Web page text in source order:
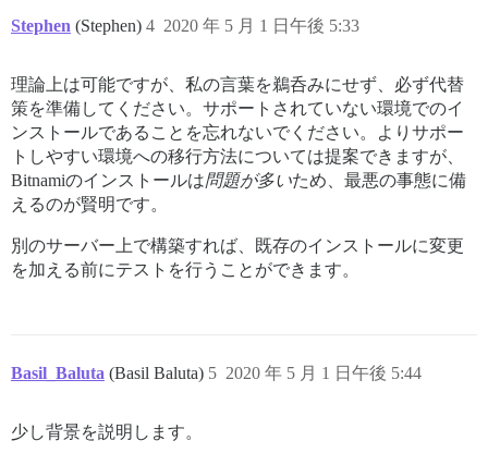
> s.rb:325:in `require'
> /opt/bitnami/apps/discourse/htdocs/vendor/
> ock in run_tasks_blocks'
> /opt/bitnami/apps/discourse/htdocs/vendor/
> Tasks: TOP => db:migrate => db:load_config =>
Stephen (Stephen) 2020 年 5 月 1 日午後 5:33
4
理論上は可能ですが、私の言葉を鵜呑みにせず、必ず代替
策を準備してください。サポートされていない環境でのイ
ンストールであることを忘れないでください。よりサポー
トしやすい環境への移行方法については提案できますが、
Bitnamiのインストールは問題が多いため、最悪の事態に備
えるのが賢明です。
別のサーバー上で構築すれば、既存のインストールに変更
を加える前にテストを行うことができます。
Basil_Baluta (Basil Baluta) 2020 年 5 月 1 日午後 5:44
5
少し背景を説明します。